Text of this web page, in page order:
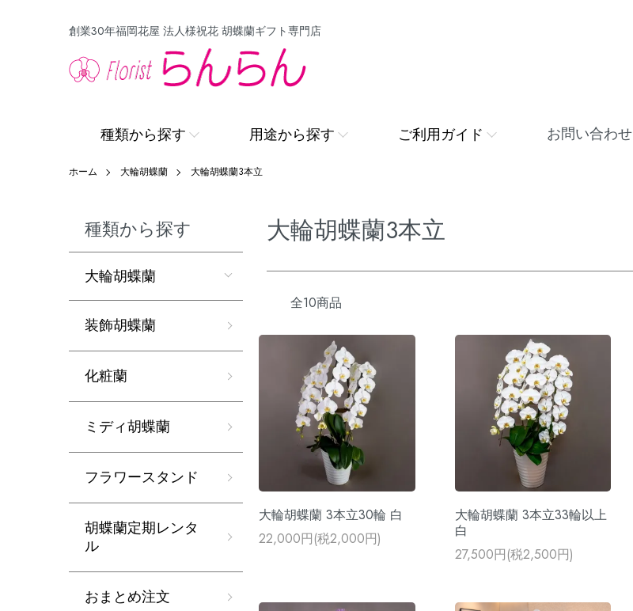
創業30年福岡花屋 法人様祝花 胡蝶蘭ギフト専門店
種類から探す 用途から探す ご利用ガイド お問い合わせ
ホーム 大輪胡蝶蘭 大輪胡蝶蘭3本立
大輪胡蝶蘭3本立
全10商品
大輪胡蝶蘭 3本立30輪 白
22,000円(税2,000円)
大輪胡蝶蘭 3本立33輪以上
白
27,500円(税2,500円)
種類から探す
大輪胡蝶蘭
装飾胡蝶蘭
化粧蘭
ミディ胡蝶蘭
フラワースタンド
胡蝶蘭定期レンタ
ル
おまとめ注文